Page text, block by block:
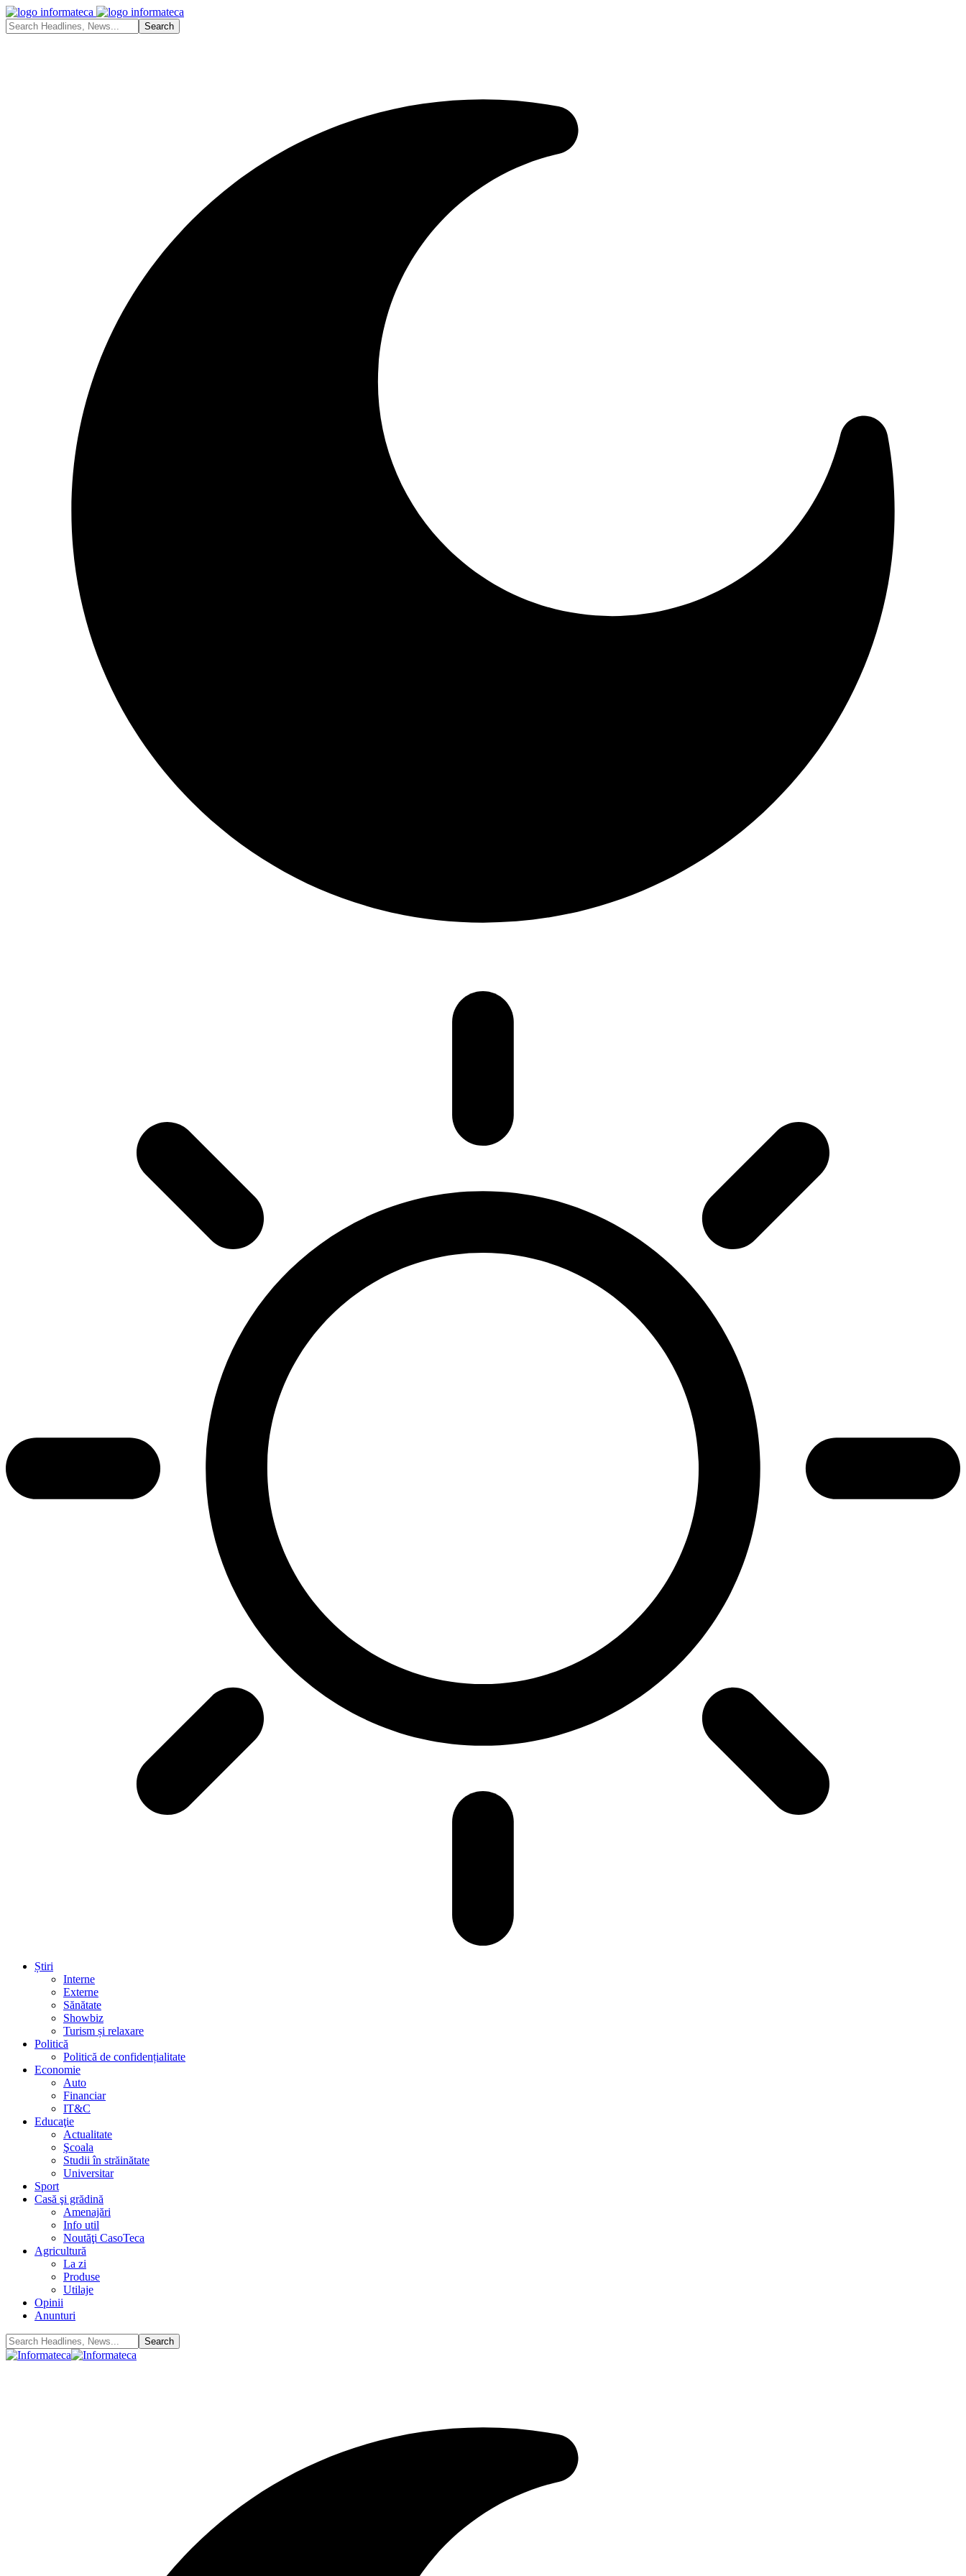
Știri
Interne
Externe
Sănătate
Showbiz
Turism și relaxare
Politică
Politică de confidențialitate
Economie
Auto
Financiar
IT&C
Educaţie
Actualitate
Şcoala
Studii în străinătate
Universitar
Sport
Casă şi grădină
Amenajări
Info util
Noutăţi CasoTeca
Agricultură
La zi
Produse
Utilaje
Opinii
Anunturi